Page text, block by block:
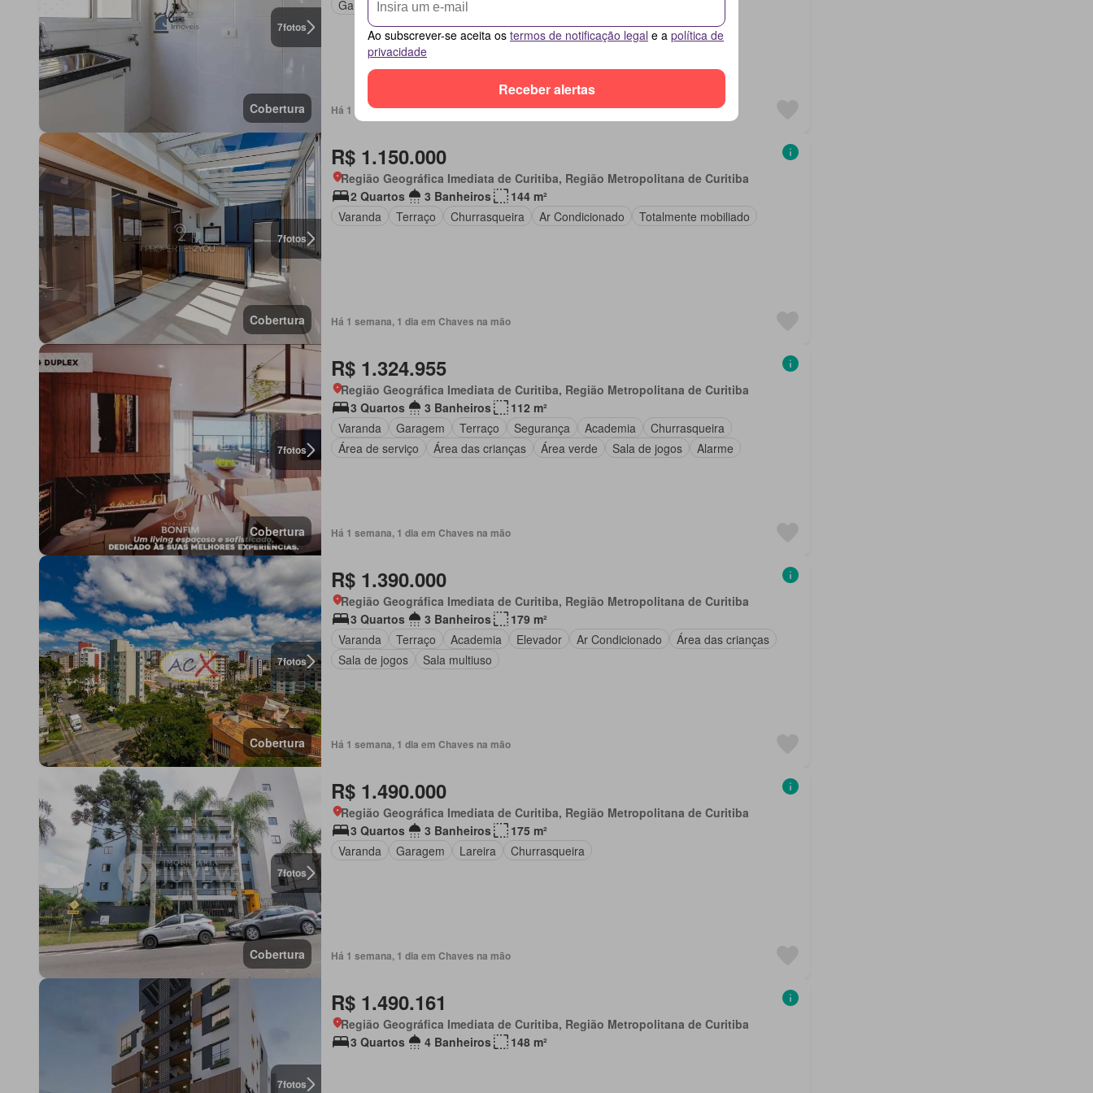
7fotos
Cobertura
Garagem
Terraço Área verde
Há 1 semana, 1 dia em Chaves na mão
7fotos
Cobertura
R$ 1.150.000
Região Geográfica Imediata de Curitiba, Região Metropolitana de Curitiba
2 Quartos
3 Banheiros
144 m²
Varanda
Terraço Churrasqueira Ar Condicionado Totalmente mobiliado
Há 1 semana, 1 dia em Chaves na mão
7fotos
Cobertura
R$ 1.324.955
Região Geográfica Imediata de Curitiba, Região Metropolitana de Curitiba
3 Quartos
3 Banheiros
112 m²
Varanda
Garagem Terraço Segurança Academia
Churrasqueira
Área de serviço
Área das crianças Área verde Sala de jogos Alarme
Há 1 semana, 1 dia em Chaves na mão
7fotos
Cobertura
R$ 1.390.000
Região Geográfica Imediata de Curitiba, Região Metropolitana de Curitiba
3 Quartos
3 Banheiros
179 m²
Varanda
Terraço Academia Elevador Ar Condicionado
Área das crianças
Sala de jogos
Sala multiuso
Há 1 semana, 1 dia em Chaves na mão
7fotos
Cobertura
R$ 1.490.000
Região Geográfica Imediata de Curitiba, Região Metropolitana de Curitiba
3 Quartos
3 Banheiros
175 m²
Varanda
Garagem Lareira Churrasqueira
Há 1 semana, 1 dia em Chaves na mão
7fotos
R$ 1.490.161
Região Geográfica Imediata de Curitiba, Região Metropolitana de Curitiba
3 Quartos
4 Banheiros 148 m²
Ao subscrever-se aceita os termos de notificação legal e a política de
privacidade
Receber alertas